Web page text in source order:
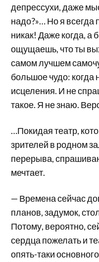
депрессухи, даже
надо?»… Но я всегда
никак! Даже когда, а
ощущаешь, что ты
самом лучшем
большое чудо: когда
исцеления. И не
такое. Я не знаю.
…Покидая театр,
зрителей в родном
перерыва,
мечтает.
— Времена сейчас
планов, задумок,
Потому, вероятно,
сердца пожелать и
опять-таки